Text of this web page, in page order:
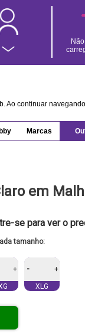
continuar
Marcas
em
se para ver o
tamanho:
+ - +
XLG